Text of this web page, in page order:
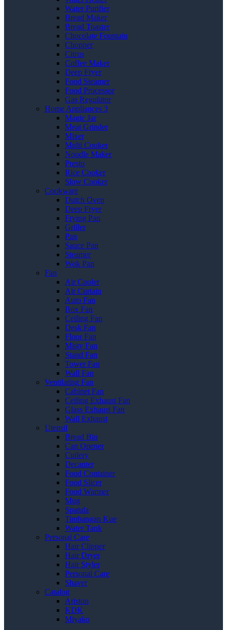
Water Purifier
Bread Maker
Bread Toaster
Chocolate Fountain
Chopper
Citrus
Coffee Maker
Deep Fryer
Food Steamer
Food Processor
Gas Regulator
Home Appliances 3
Magic Jar
Meat Grinder
Mixer
Multi Cooker
Noodle Maker
Presto
Rice Cooker
Slow Cooker
Cookware
Dutch Oven
Deep Fryer
Frying Pan
Griller
Pan
Sauce Pan
Steamer
Wok Pan
Fan
Air Cooler
Air Curtain
Auto Fan
Box Fan
Ceiling Fan
Desk Fan
Floor Fan
Misty Fan
Stand Fan
Tower Fan
Wall Fan
Ventilating Fan
Cabinet Fan
Ceiling Exhaust Fan
Glass Exhaust Fan
Wall Exhaust
Utensil
Bread Bin
Can Opener
Cutlery
Decanter
Food Container
Food Slicer
Food Warmer
Mug
Spatula
Timbangan Kue
Water Tank
Personal Care
Hair Clipper
Hair Dryer
Hair Styler
Personal Care
Shaver
Catalog
Ariston
KDK
Miyako